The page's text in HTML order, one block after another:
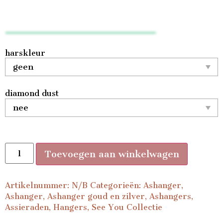
harskleur
diamond dust
Toevoegen aan winkelwagen
Artikelnummer: N/B Categorieën: Ashanger,
Ashanger, Ashanger goud en zilver, Ashangers,
Assieraden, Hangers, See You Collectie